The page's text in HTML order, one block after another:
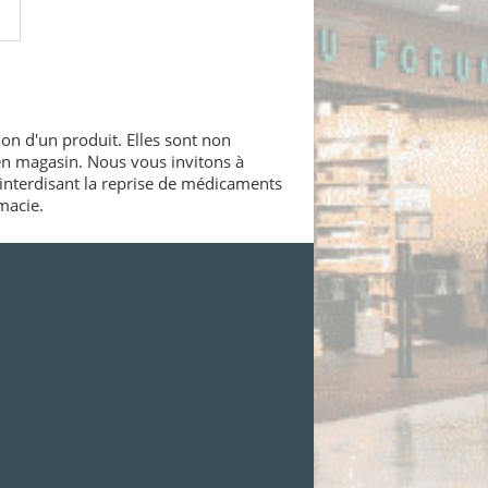
d'un produit. Elles sont non
magasin. Nous vous invitons à
la reprise de médicaments